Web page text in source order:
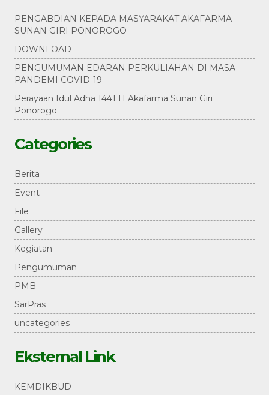
PENGABDIAN KEPADA MASYARAKAT AKAFARMA
SUNAN GIRI PONOROGO
DOWNLOAD
PENGUMUMAN EDARAN PERKULIAHAN DI MASA
PANDEMI COVID-19
Perayaan Idul Adha 1441 H Akafarma Sunan Giri
Ponorogo
Categories
Berita
Event
File
Gallery
Kegiatan
Pengumuman
PMB
SarPras
uncategories
Eksternal Link
KEMDIKBUD